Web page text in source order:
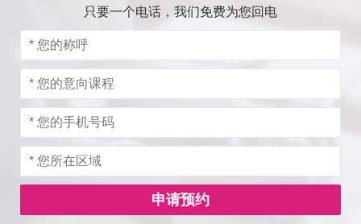
只要一个电话，我们免费为您回电
申请预约